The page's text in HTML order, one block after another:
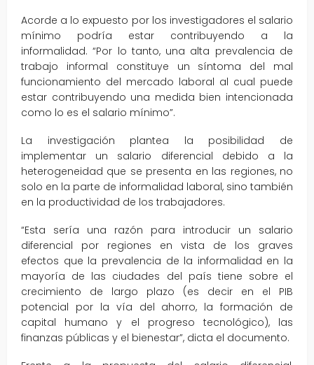
Acorde a lo expuesto por los investigadores el salario
mínimo podría estar contribuyendo a la
informalidad. “Por lo tanto, una alta prevalencia de
trabajo informal constituye un síntoma del mal
funcionamiento del mercado laboral al cual puede
estar contribuyendo una medida bien intencionada
como lo es el salario mínimo”.
La investigación plantea la posibilidad de
implementar un salario diferencial debido a la
heterogeneidad que se presenta en las regiones, no
solo en la parte de informalidad laboral, sino también
en la productividad de los trabajadores.
“Esta sería una razón para introducir un salario
diferencial por regiones en vista de los graves
efectos que la prevalencia de la informalidad en la
mayoría de las ciudades del país tiene sobre el
crecimiento de largo plazo (es decir en el PIB
potencial por la vía del ahorro, la formación de
capital humano y el progreso tecnológico), las
finanzas públicas y el bienestar”, dicta el documento.